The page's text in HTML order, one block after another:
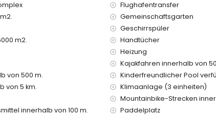
und Dienstleistungen, die im Mietpreis enthalten sind
Stunden-Notdienst
/ Dienstleistungen
Court
Flughafentransfer
Gemeinschaftsgarten
Geschirrspüler
m2.
Handtücher
Heizung
Kajakfahren innerhalb von
von 500 m.
Kinderfreundlicher Pool
von 5 km.
Klimaanlage (3 einheiten)
Mountainbike-Strecken
innerhalb von 100 m.
Paddelplatz